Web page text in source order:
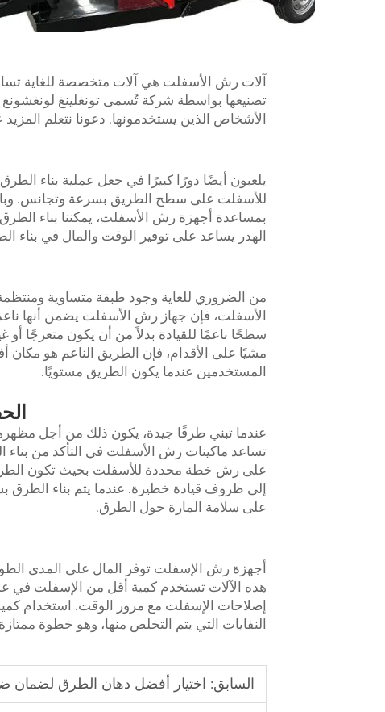
آلات رش الأسفلت هي آلات متخصصة للغاية
تصنيعها بواسطة شركة تُسمى تونغلينغ
الأشخاص الذين يستخدمونها. دعونا نتعلم
يلعبون أيضًا دورًا كبيرًا في جعل عملية بناء
للأسفلت على سطح الطريق بسرعة وتجانس.
بمساعدة أجهزة رش الأسفلت، يمكننا بناء
الهدر يساعد على توفير الوقت والمال في بناء
من الضروري للغاية وجود طبقة متساوية
الأسفلت، فإن جهاز رش الأسفلت يضمن أنها
سطحًا ناعمًا للقيادة بدلاً من أن يكون متعرجًا
مشيًا على الأقدام، فإن الطريق الناعم هو مكان
المستخدمين عندما يكون الطريق مستويًا.
عندما تبني طرقًا جيدة، يكون ذلك من أجل
تساعد ماكينات رش الأسفلت في التأكد من
على رش خطة محددة للأسفلت بحيث تكون
إلى ظروف قيادة خطيرة. عندما يتم بناء الطرق
على سلامة المارة حول الطرق.
أجهزة رش الإسفلت توفر المال على المدى
هذه الآلات تستخدم كمية أقل من الإسفلت في
إصلاحات الإسفلت مع مرور الوقت. استخدام كمية
النفايات التي يتم التخلص منها، وهو خطوة ممتازة
السابق: اختيار أفضل دهان الطرق لضمان